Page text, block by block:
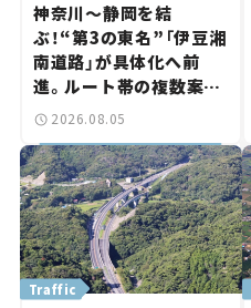
神奈川～静岡を結
ぶ！“第3の東名”「伊豆湘
南道路」が具体化へ前
進。ルート帯の複数案検
討へ。熱海まで信号ゼロ
道路計画】
2026.08.05
Traffic